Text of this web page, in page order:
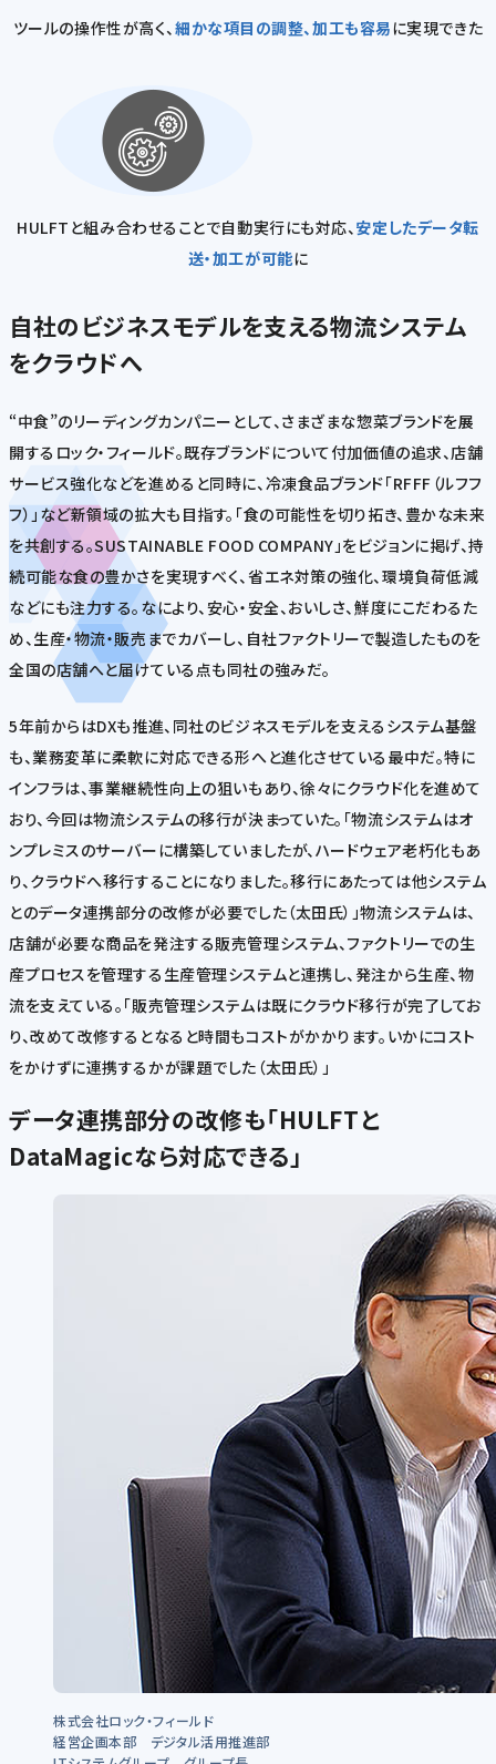
ツールの操作性が高く、 細かな項目の調整、加工も容易に実現できた
HULFTと組み合わせることで自動実行にも対応、 安定したデータ転
送・加工が可能に
自社のビジネスモデルを支える物流システム
をクラウドへ
“中食”のリーディングカンパニーとして、さまざまな惣菜ブランドを展
開するロック・フィールド。既存ブランドについて付加価値の追求、店舗
サービス強化などを進めると同時に、冷凍食品ブランド「RFFF（ルフフ
フ）」など新領域の拡大も目指す。「食の可能性を切り拓き、豊かな未来
を共創する。SUSTAINABLE FOOD COMPANY」をビジョンに掲げ、持
続可能な食の豊かさを実現すべく、省エネ対策の強化、環境負荷低減
などにも注力する。なにより、安心・安全、おいしさ、鮮度にこだわるた
め、生産・物流・販売までカバーし、自社ファクトリーで製造したものを
全国の店舗へと届けている点も同社の強みだ。
5年前からはDXも推進、同社のビジネスモデルを支えるシステム基盤
も、業務変革に柔軟に対応できる形へと進化させている最中だ。特に
インフラは、事業継続性向上の狙いもあり、徐々にクラウド化を進めて
おり、今回は物流システムの移行が決まっていた。「物流システムはオ
ンプレミスのサーバーに構築していましたが、ハードウェア老朽化もあ
り、クラウドへ移行することになりました。移行にあたっては他システム
とのデータ連携部分の改修が必要でした（太田氏）」物流システムは、
店舗が必要な商品を発注する販売管理システム、ファクトリーでの生
産プロセスを管理する生産管理システムと連携し、発注から生産、物
流を支えている。「販売管理システムは既にクラウド移行が完了してお
り、改めて改修するとなると時間もコストがかかります。いかにコスト
をかけずに連携するかが課題でした（太田氏）」
データ連携部分の改修も「HULFTと
DataMagicなら対応できる」
株式会社ロック・フィールド
経営企画本部 デジタル活用推進部